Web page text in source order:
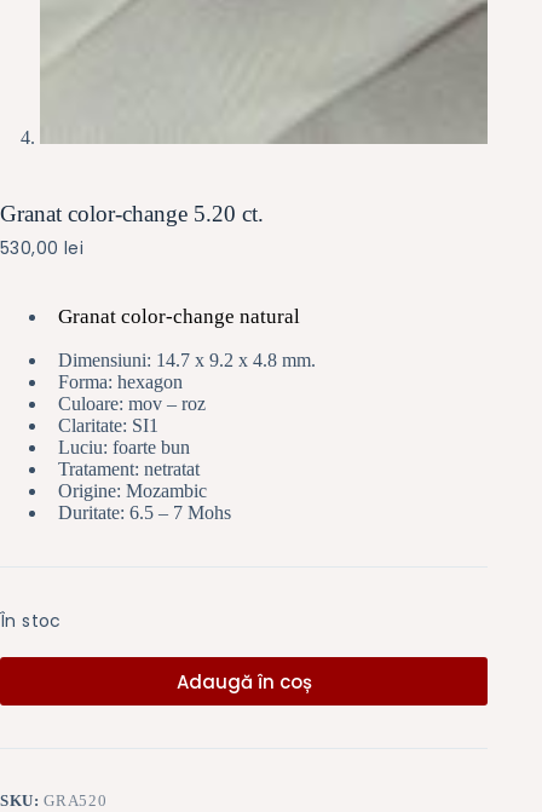
Granat color-change 5.20 ct.
530,00 lei
Granat color-change natural
Dimensiuni: 14.7 x 9.2 x 4.8 mm.
Forma: hexagon
Culoare: mov – roz
Claritate: SI1
Luciu: foarte bun
Tratament: netratat
Origine: Mozambic
Duritate: 6.5 – 7 Mohs
În stoc
Adaugă în coș
SKU:GRA520